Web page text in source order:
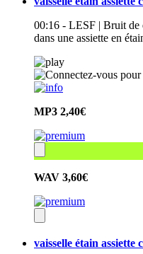
00:16 - LESF | Bruit de
dans une assiette en
MP3 2,40€
WAV 3,60€
vaisselle étain assiette